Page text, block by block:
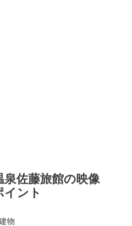
泉佐藤旅館の映像
イント
物